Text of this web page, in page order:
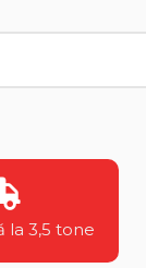
la 3,5 tone